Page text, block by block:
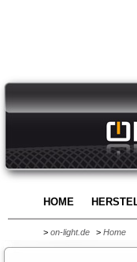
HOME
> on-light.de > Home